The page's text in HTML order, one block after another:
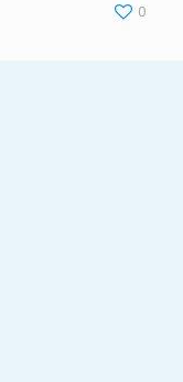
0